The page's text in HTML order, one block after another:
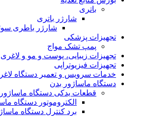
باتری
شارژر باتری
شارژر باطری
تجهیزات پزشکی
پمپ تشک مواج
تجهیزات زیبایی، پوست و مو و لاغری
تجهیزات فیزیوتراپی
خدمات سرویس و تعمیر دستگاه
دستگاه ماساژور بدن
قطعات یدکی دستگاه
الکتروموتور دستگاه
برد کنترل دستگاه